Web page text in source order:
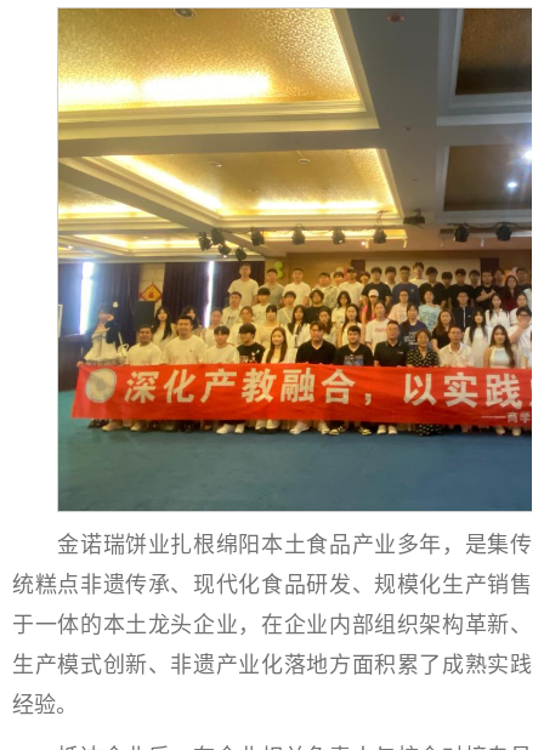
金诺瑞饼业扎根绵阳本土食品产业多年，是集传
统糕点非遗传承、现代化食品研发、规模化生产销售
于一体的本土龙头企业，在企业内部组织架构革新、
生产模式创新、非遗产业化落地方面积累了成熟实践
经验。